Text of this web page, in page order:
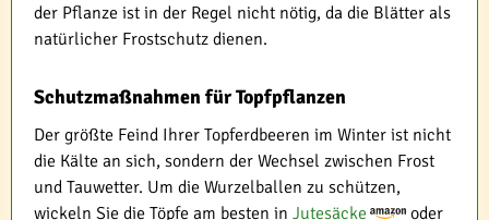
der Pflanze ist in der Regel nicht nötig, da die Blätter als
natürlicher Frostschutz dienen.
Schutzmaßnahmen für Topfpflanzen
Der größte Feind Ihrer Topferdbeeren im Winter ist nicht
die Kälte an sich, sondern der Wechsel zwischen Frost
und Tauwetter. Um die Wurzelballen zu schützen,
wickeln Sie die Töpfe am besten in Jutesäcke
oder